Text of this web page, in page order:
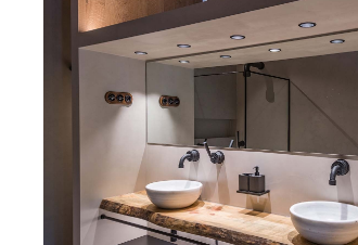
Masía La Baumeta
VER MÁS